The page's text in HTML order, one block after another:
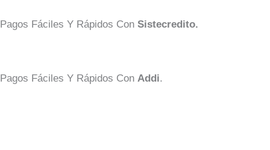
Pagos Fáciles Y Rápidos Con Sistecredito.
Pagos Fáciles Y Rápidos Con Addi.